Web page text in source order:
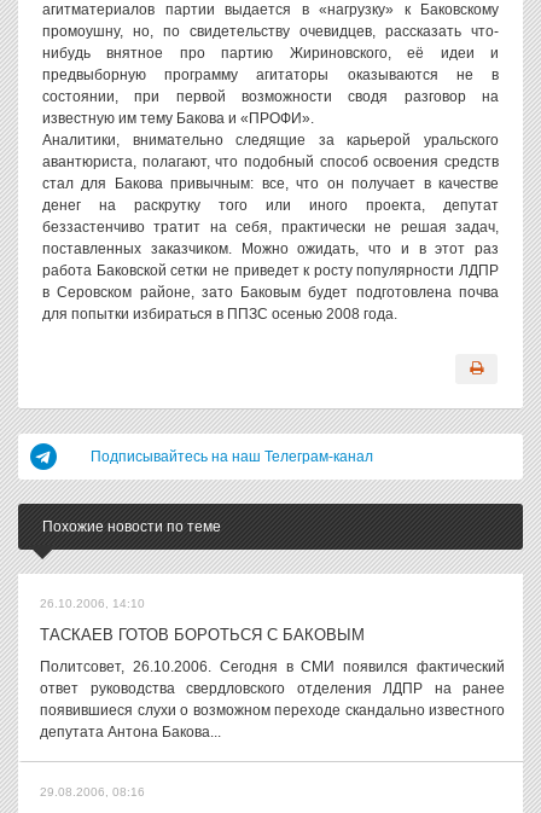
агитматериалов партии выдается в «нагрузку» к Баковскому
промоушну, но, по свидетельству очевидцев, рассказать что-
нибудь внятное про партию Жириновского, её идеи и
предвыборную программу агитаторы оказываются не в
состоянии, при первой возможности сводя разговор на
известную им тему Бакова и «ПРОФИ».
Аналитики, внимательно следящие за карьерой уральского
авантюриста, полагают, что подобный способ освоения средств
стал для Бакова привычным: все, что он получает в качестве
денег на раскрутку того или иного проекта, депутат
беззастенчиво тратит на себя, практически не решая задач,
поставленных заказчиком. Можно ожидать, что и в этот раз
работа Баковской сетки не приведет к росту популярности ЛДПР
в Серовском районе, зато Баковым будет подготовлена почва
для попытки избираться в ППЗС осенью 2008 года.
Подписывайтесь на наш Телеграм-канал
Похожие новости по теме
26.10.2006, 14:10
ТАСКАЕВ ГОТОВ БОРОТЬСЯ С БАКОВЫМ
Политсовет, 26.10.2006. Сегодня в СМИ появился фактический
ответ руководства свердловского отделения ЛДПР на ранее
появившиеся слухи о возможном переходе скандально известного
депутата Антона Бакова...
29.08.2006, 08:16